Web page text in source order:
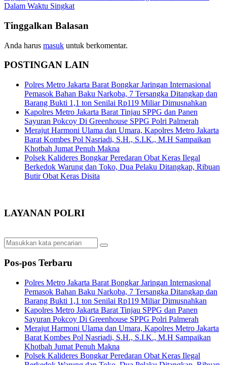
pos
Dalam Waktu Singkat
Tinggalkan Balasan
Anda harus masuk untuk berkomentar.
POSTINGAN LAIN
Polres Metro Jakarta Barat Bongkar Jaringan Internasional
Pemasok Bahan Baku Narkoba, 7 Tersangka Ditangkap dan
Barang Bukti 1,1 ton Senilai Rp119 Miliar Dimusnahkan
Kapolres Metro Jakarta Barat Tinjau SPPG dan Panen
Sayuran Pokcoy Di Greenhouse SPPG Polri Palmerah
Merajut Harmoni Ulama dan Umara, Kapolres Metro Jakarta
Barat Kombes Pol Nasriadi, S.H., S.I.K., M.H Sampaikan
Khotbah Jumat Penuh Makna
Polsek Kalideres Bongkar Peredaran Obat Keras Ilegal
Berkedok Warung dan Toko, Dua Pelaku Ditangkap, Ribuan
Butir Obat Keras Disita
LAYANAN POLRI
Pos-pos Terbaru
Polres Metro Jakarta Barat Bongkar Jaringan Internasional
Pemasok Bahan Baku Narkoba, 7 Tersangka Ditangkap dan
Barang Bukti 1,1 ton Senilai Rp119 Miliar Dimusnahkan
Kapolres Metro Jakarta Barat Tinjau SPPG dan Panen
Sayuran Pokcoy Di Greenhouse SPPG Polri Palmerah
Merajut Harmoni Ulama dan Umara, Kapolres Metro Jakarta
Barat Kombes Pol Nasriadi, S.H., S.I.K., M.H Sampaikan
Khotbah Jumat Penuh Makna
Polsek Kalideres Bongkar Peredaran Obat Keras Ilegal